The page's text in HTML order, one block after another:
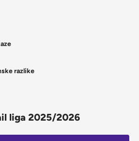
razlike
liga 2025/2026